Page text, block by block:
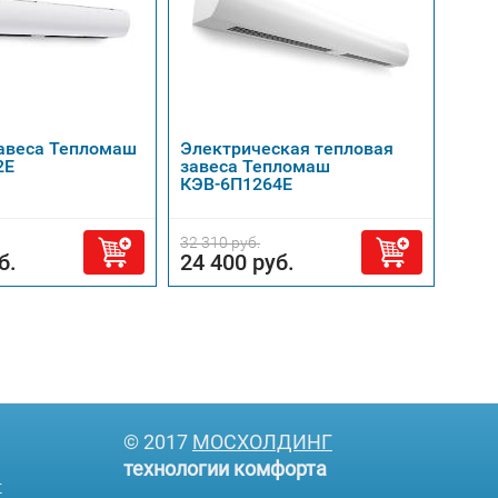
Тепломаш
Электрическая тепловая
завеса Тепломаш
КЭВ-6П1264Е
32 310 руб.
24 400 руб.
© 2017 МОСХОЛДИНГ
технологии комфорта